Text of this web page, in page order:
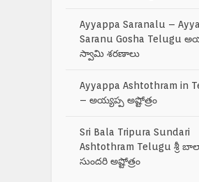
Ayyappa Saranalu –
Saranu Gosha Telugu
స్వామి శరణాలు
Ayyappa Ashtothram in
– అయ్యప్ప అష్టోత్రం
Sri Bala Tripura Sundari
Ashtothram Telugu శ్రీ
సుందరి అష్టోత్రం